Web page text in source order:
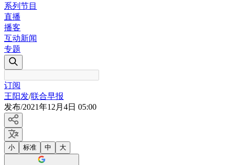
系列节目
直播
播客
互动新闻
专题
订阅
王阳发/联合早报
发布/2021年12月4日 05:00
小 标准 中 大